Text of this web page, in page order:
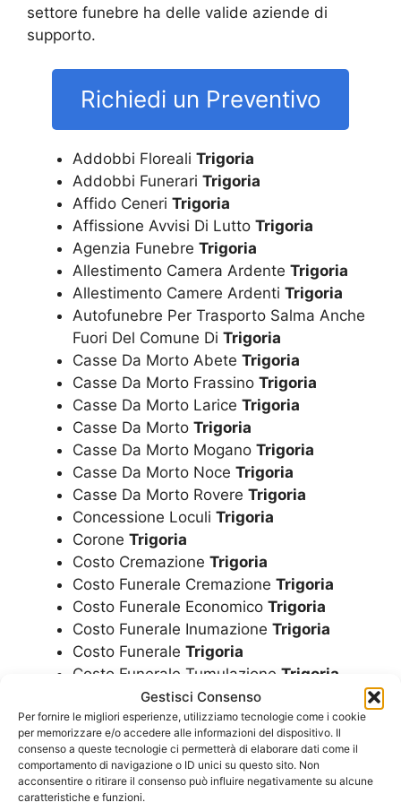
Gestisci Consenso
Per fornire le migliori esperienze, utilizziamo tecnologie come i cookie
per memorizzare e/o accedere alle informazioni del dispositivo. Il
consenso a queste tecnologie ci permetterà di elaborare dati come il
comportamento di navigazione o ID unici su questo sito. Non
acconsentire o ritirare il consenso può influire negativamente su alcune
caratteristiche e funzioni.
settore funebre ha delle valide aziende di
supporto.
Richiedi un Preventivo
Addobbi Floreali Trigoria
Addobbi Funerari Trigoria
Affido Ceneri Trigoria
Affissione Avvisi Di Lutto Trigoria
Agenzia Funebre Trigoria
Allestimento Camera Ardente Trigoria
Allestimento Camere Ardenti Trigoria
Autofunebre Per Trasporto Salma Anche
Fuori Del Comune Di Trigoria
Casse Da Morto Abete Trigoria
Casse Da Morto Frassino Trigoria
Casse Da Morto Larice Trigoria
Casse Da Morto Trigoria
Casse Da Morto Mogano Trigoria
Casse Da Morto Noce Trigoria
Casse Da Morto Rovere Trigoria
Concessione Loculi Trigoria
Corone Trigoria
Costo Cremazione Trigoria
Costo Funerale Cremazione Trigoria
Costo Funerale Economico Trigoria
Costo Funerale Inumazione Trigoria
Costo Funerale Trigoria
Costo Funerale Tumulazione Trigoria
CremazioneTrigoria
CremazioniTrigoria
CusciniTrigoria
Diamantificazione Delle CeneriTrigoria